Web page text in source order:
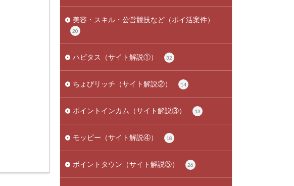
美容・スキル・公営競技など（ポイ活案件）
20
ハピタス（サイト解説①） 32
ちょびリッチ（サイト解説②） 14
ポイントインカム（サイト解説③） 13
モッピー（サイト解説④） 18
ポイントタウン（サイト解説⑤） 26